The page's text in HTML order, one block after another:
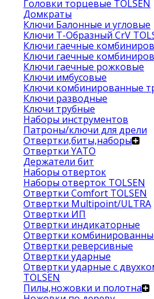
Головки торцевые TOLSEN
Домкраты
Ключи Балонные и угловые
Ключи Т-Образный CrV
Ключи гаечные
Ключи гаечные
Ключи гаечные рожковые
Ключи имбусовые
Ключи комбинированные
Ключи разводные
Ключи трубные
Наборы инструментов
Патроны/ключи для дрели
Отвертки,биты,наборы
Отвертки YATO
Держатели бит
Наборы отверток
Наборы отверток TOLSEN
Отвертки Comfort TOLSEN
Отвертки Multipoint/ULTRA
Отвертки ИП
Отвертки индикаторные
Отвертки
Отвертки реверсивные
Отвертки ударные
Отвертки ударные с
TOLSEN
Пилы,ножовки и полотна